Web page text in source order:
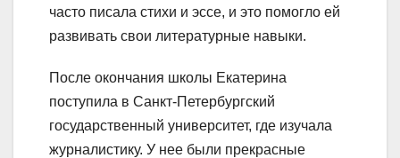
часто писала стихи и эссе, и это помогло ей
развивать свои литературные навыки.
После окончания школы Екатерина
поступила в Санкт-Петербургский
государственный университет, где изучала
журналистику. У нее были прекрасные